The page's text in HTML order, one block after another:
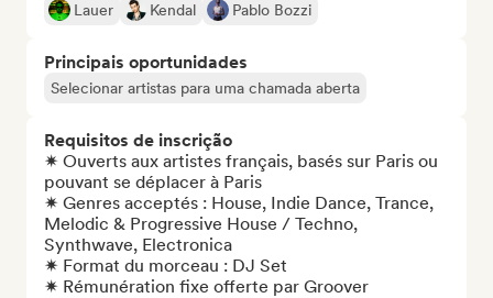
Lauer
Kendal Pablo Bozzi
Principais oportunidades
Selecionar artistas para uma chamada aberta
Requisitos de inscrição
✷ Ouverts aux artistes français, basés sur Paris ou
pouvant se déplacer à Paris
✷ Genres acceptés : House, Indie Dance, Trance,
Melodic & Progressive House / Techno,
Synthwave, Electronica
✷ Format du morceau : DJ Set
✷ Rémunération fixe offerte par Groover